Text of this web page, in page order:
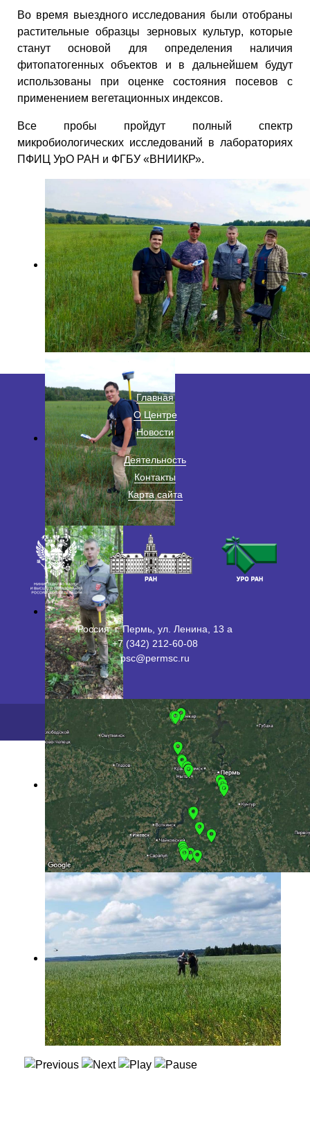
Во время выездного исследования были отобраны
растительные образцы зерновых культур, которые
станут основой для определения наличия
фитопатогенных объектов и в дальнейшем будут
использованы при оценке состояния посевов с
применением вегетационных индексов.
Все пробы пройдут полный спектр
микробиологических исследований в лабораториях
ПФИЦ УрО РАН и ФГБУ «ВНИИКР».
Главная
О Центре
Новости
Деятельность
Контакты
Карта сайта
Россия, г. Пермь, ул. Ленина, 13 а
+7 (342) 212-60-08
psc@permsc.ru
2026 © ПФИЦ УрО РАН